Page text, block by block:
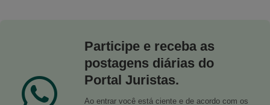
Participe e receba as
postagens diárias do
Portal Juristas.
Ao entrar você está ciente e de acordo com os